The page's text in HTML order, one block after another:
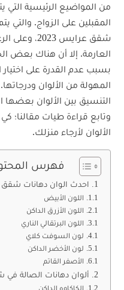
من المواضيع الرئيسية التي
المقبلين على الزواج. والتي
شقق عرايس
العارمة. إلا أن هناك بعض
بسبب عدم القدرة على اختيار
المهولة من الألوان
التنسيق بين الألوان بعضها
وتابع قراءة طيات مقالنا؛
الألوان لأرجاء منزلك.
فهرس
احدث الوان دهانات شقق
اللون الأبيض
اللون الأزرق الداكن
اللون البرتقالي الناري
لون السوفت كلاي
لون الأخضر الداكن
الأصفر القاتم
ألوان دهانات الصالة
الكاكاوه الداكن